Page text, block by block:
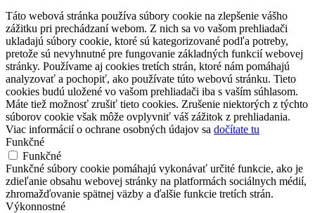
Táto webová stránka používa súbory cookie na zlepšenie vášho
zážitku pri prechádzaní webom. Z nich sa vo vašom prehliadači
ukladajú súbory cookie, ktoré sú kategorizované podľa potreby,
pretože sú nevyhnutné pre fungovanie základných funkcií webovej
stránky. Používame aj cookies tretích strán, ktoré nám pomáhajú
analyzovať a pochopiť, ako používate túto webovú stránku. Tieto
cookies budú uložené vo vašom prehliadači iba s vaším súhlasom.
Máte tiež možnosť zrušiť tieto cookies. Zrušenie niektorých z týchto
súborov cookie však môže ovplyvniť váš zážitok z prehliadania.
Viac informácií o ochrane osobných údajov sa dočítate tu
Funkčné
Funkčné
Funkčné súbory cookie pomáhajú vykonávať určité funkcie, ako je
zdieľanie obsahu webovej stránky na platformách sociálnych médií,
zhromažďovanie spätnej väzby a ďalšie funkcie tretích strán.
Výkonnostné